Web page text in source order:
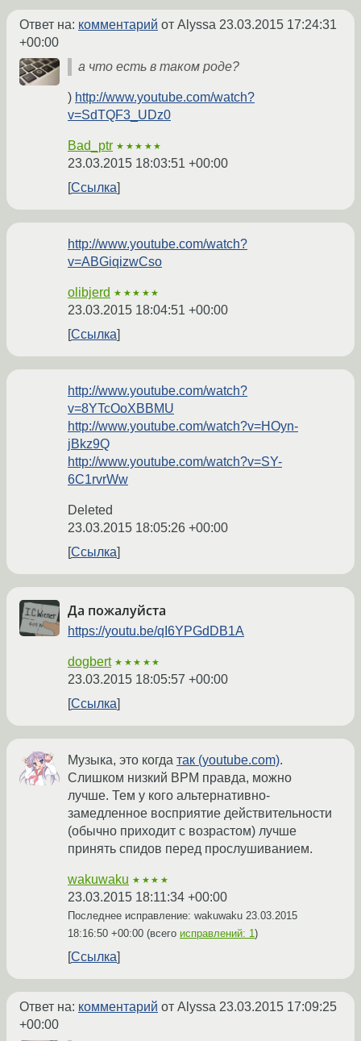
Ответ на: комментарий от Alyssa 23.03.2015 17:24:31
+00:00
а что есть в таком роде?
) http://www.youtube.com/watch?
v=SdTQF3_UDz0
Bad_ptr ★★★★★
23.03.2015 18:03:51 +00:00
Ссылка
http://www.youtube.com/watch?
v=ABGiqizwCso
olibjerd ★★★★★
23.03.2015 18:04:51 +00:00
Ссылка
http://www.youtube.com/watch?
v=8YTcOoXBBMU
http://www.youtube.com/watch?v=HOyn-
jBkz9Q
http://www.youtube.com/watch?v=SY-
6C1rvrWw
Deleted
23.03.2015 18:05:26 +00:00
Ссылка
Да пожалуйста
https://youtu.be/qI6YPGdDB1A
dogbert ★★★★★
23.03.2015 18:05:57 +00:00
Ссылка
Музыка, это когда так (youtube.com).
Слишком низкий BPM правда, можно
лучше. Тем у кого альтернативно-
замедленное восприятие действительности
(обычно приходит с возрастом) лучше
принять спидов перед прослушиванием.
wakuwaku ★★★★
23.03.2015 18:11:34 +00:00
Последнее исправление: wakuwaku 23.03.2015
18:16:50 +00:00 (всего исправлений: 1)
Ссылка
Ответ на: комментарий от Alyssa 23.03.2015 17:09:25
+00:00